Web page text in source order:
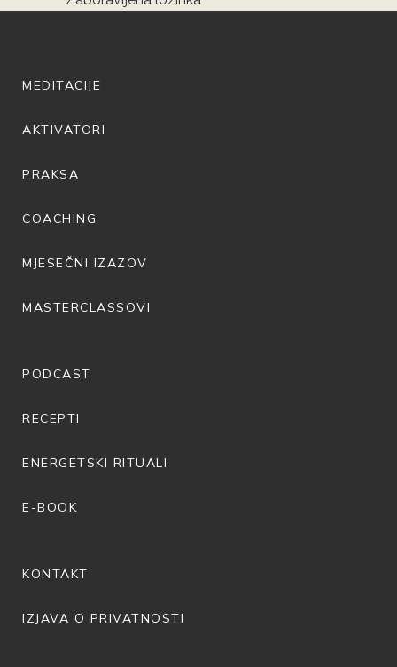
MEDITACIJE
AKTIVATORI
PRAKSA
COACHING
MJESEČNI IZAZOV
MASTERCLASSOVI
PODCAST
RECEPTI
ENERGETSKI RITUALI
E-BOOK
KONTAKT
IZJAVA O PRIVATNOSTI